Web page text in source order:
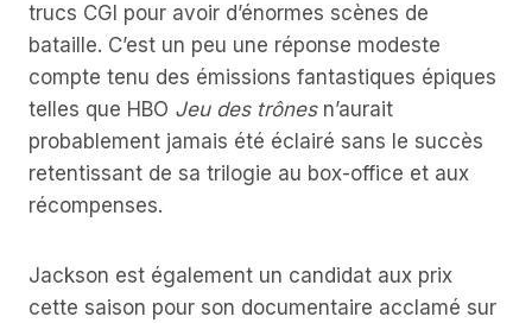
trucs CGI pour avoir d’énormes scènes de
bataille. C’est un peu une réponse modeste
compte tenu des émissions fantastiques épiques
telles que HBO Jeu des trônesn’aurait
probablement jamais été éclairé sans le succès
retentissant de sa trilogie au box-office et aux
récompenses.
Jackson est également un candidat aux prix
cette saison pour son documentaire acclamé sur